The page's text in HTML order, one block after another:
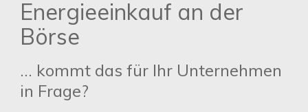
Energieeinkauf an der
Börse
... kommt das für Ihr Unternehmen
in Frage?